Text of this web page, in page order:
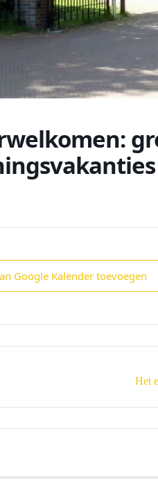
Google Kalender toevoegen
Het